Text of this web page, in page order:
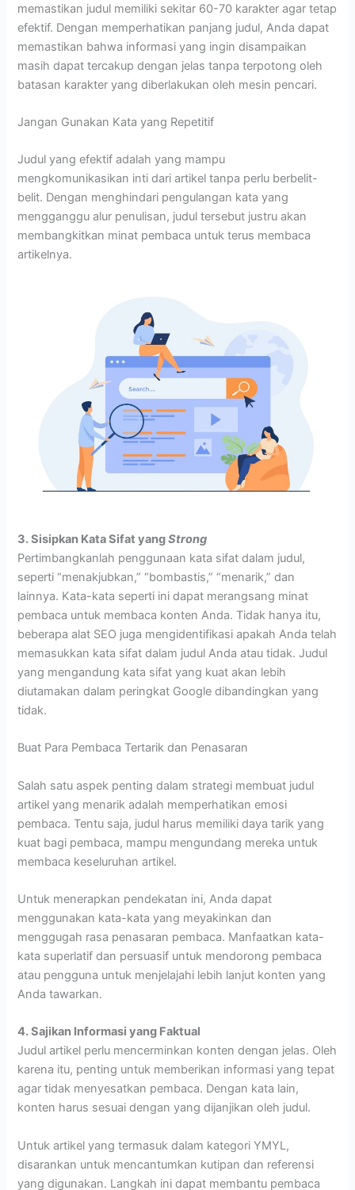
memastikan judul memiliki sekitar 60-70 karakter agar tetap
efektif. Dengan memperhatikan panjang judul, Anda dapat
memastikan bahwa informasi yang ingin disampaikan
masih dapat tercakup dengan jelas tanpa terpotong oleh
batasan karakter yang diberlakukan oleh mesin pencari.
Jangan Gunakan Kata yang Repetitif
Judul yang efektif adalah yang mampu
mengkomunikasikan inti dari artikel tanpa perlu berbelit-
belit. Dengan menghindari pengulangan kata yang
mengganggu alur penulisan, judul tersebut justru akan
membangkitkan minat pembaca untuk terus membaca
artikelnya.
3. Sisipkan Kata Sifat yangStrong
Pertimbangkanlah penggunaan kata sifat dalam judul,
seperti “menakjubkan,” “bombastis,” “menarik,” dan
lainnya. Kata-kata seperti ini dapat merangsang minat
pembaca untuk membaca konten Anda. Tidak hanya itu,
beberapa alat SEO juga mengidentifikasi apakah Anda telah
memasukkan kata sifat dalam judul Anda atau tidak. Judul
yang mengandung kata sifat yang kuat akan lebih
diutamakan dalam peringkat Google dibandingkan yang
tidak.
Buat Para Pembaca Tertarik dan Penasaran
Salah satu aspek penting dalam strategi membuat judul
artikel yang menarik adalah memperhatikan emosi
pembaca. Tentu saja, judul harus memiliki daya tarik yang
kuat bagi pembaca, mampu mengundang mereka untuk
membaca keseluruhan artikel.
Untuk menerapkan pendekatan ini, Anda dapat
menggunakan kata-kata yang meyakinkan dan
menggugah rasa penasaran pembaca. Manfaatkan kata-
kata superlatif dan persuasif untuk mendorong pembaca
atau pengguna untuk menjelajahi lebih lanjut konten yang
Anda tawarkan.
4. Sajikan Informasi yang Faktual
Judul artikel perlu mencerminkan konten dengan jelas. Oleh
karena itu, penting untuk memberikan informasi yang tepat
agar tidak menyesatkan pembaca. Dengan kata lain,
konten harus sesuai dengan yang dijanjikan oleh judul.
Untuk artikel yang termasuk dalam kategori YMYL,
disarankan untuk mencantumkan kutipan dan referensi
yang digunakan. Langkah ini dapat membantu pembaca